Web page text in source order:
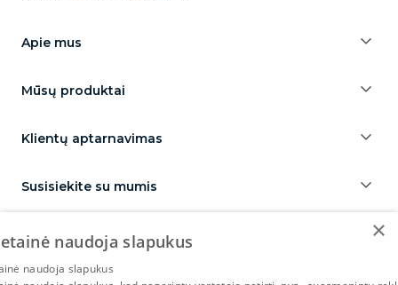
Apie mus
Mūsų produktai
Klientų aptarnavimas
Susisiekite su mumis
CapitalBox yrityslaina
×
naudoja slapukus
naudoja slapukus